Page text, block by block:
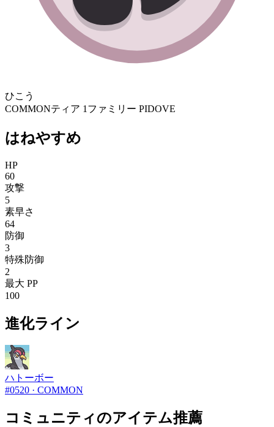
ひこう
COMMONティア 1 ファミリー PIDOVE
はねやすめ
HP
60
攻撃
5
素早さ
64
防御
3
特殊防御
2
最大 PP
100
進化ライン
ハトーボー
#0520 · COMMON
コミュニティのアイテム推薦